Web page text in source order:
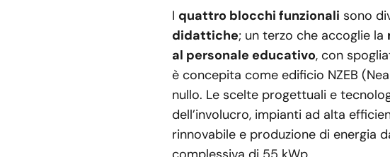
I quattro blocchi funzionali sono
didattiche; un terzo che accoglie la
al personale educativo, con
è concepita come edificio NZEB
nullo. Le scelte progettuali e
dell’involucro, impianti ad alta
rinnovabile e produzione di energia